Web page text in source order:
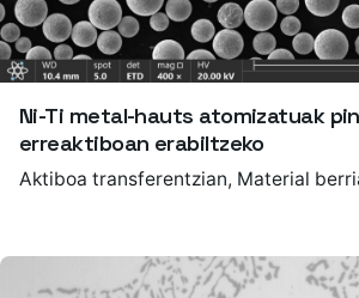
Ni-Ti metal-hauts atomizatuak
erreaktiboan erabiltzeko
Aktiboa transferentzian Material